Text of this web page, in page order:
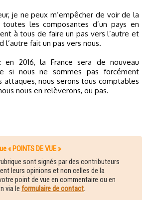
je ne peux m’empêcher de voir de la
les composantes d’un pays en
à tous de faire un pas vers l’autre et
l’autre fait un pas vers nous.
2016, la France sera de nouveau
si nous ne sommes pas forcément
attaques, nous serons tous comptables
nous en relèverons, ou pas.
« POINTS DE VUE »
sont signés par des contributeurs
leurs opinions et non celles de la
point de vue en commentaire ou en
via le formulaire de contact.